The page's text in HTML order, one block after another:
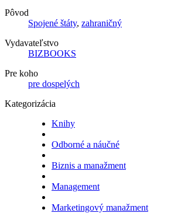
Pôvod
Spojené štáty, zahraničný
Vydavateľstvo
BIZBOOKS
Pre koho
pre dospelých
Kategorizácia
Knihy
Odborné a náučné
Biznis a manažment
Management
Marketingový manažment